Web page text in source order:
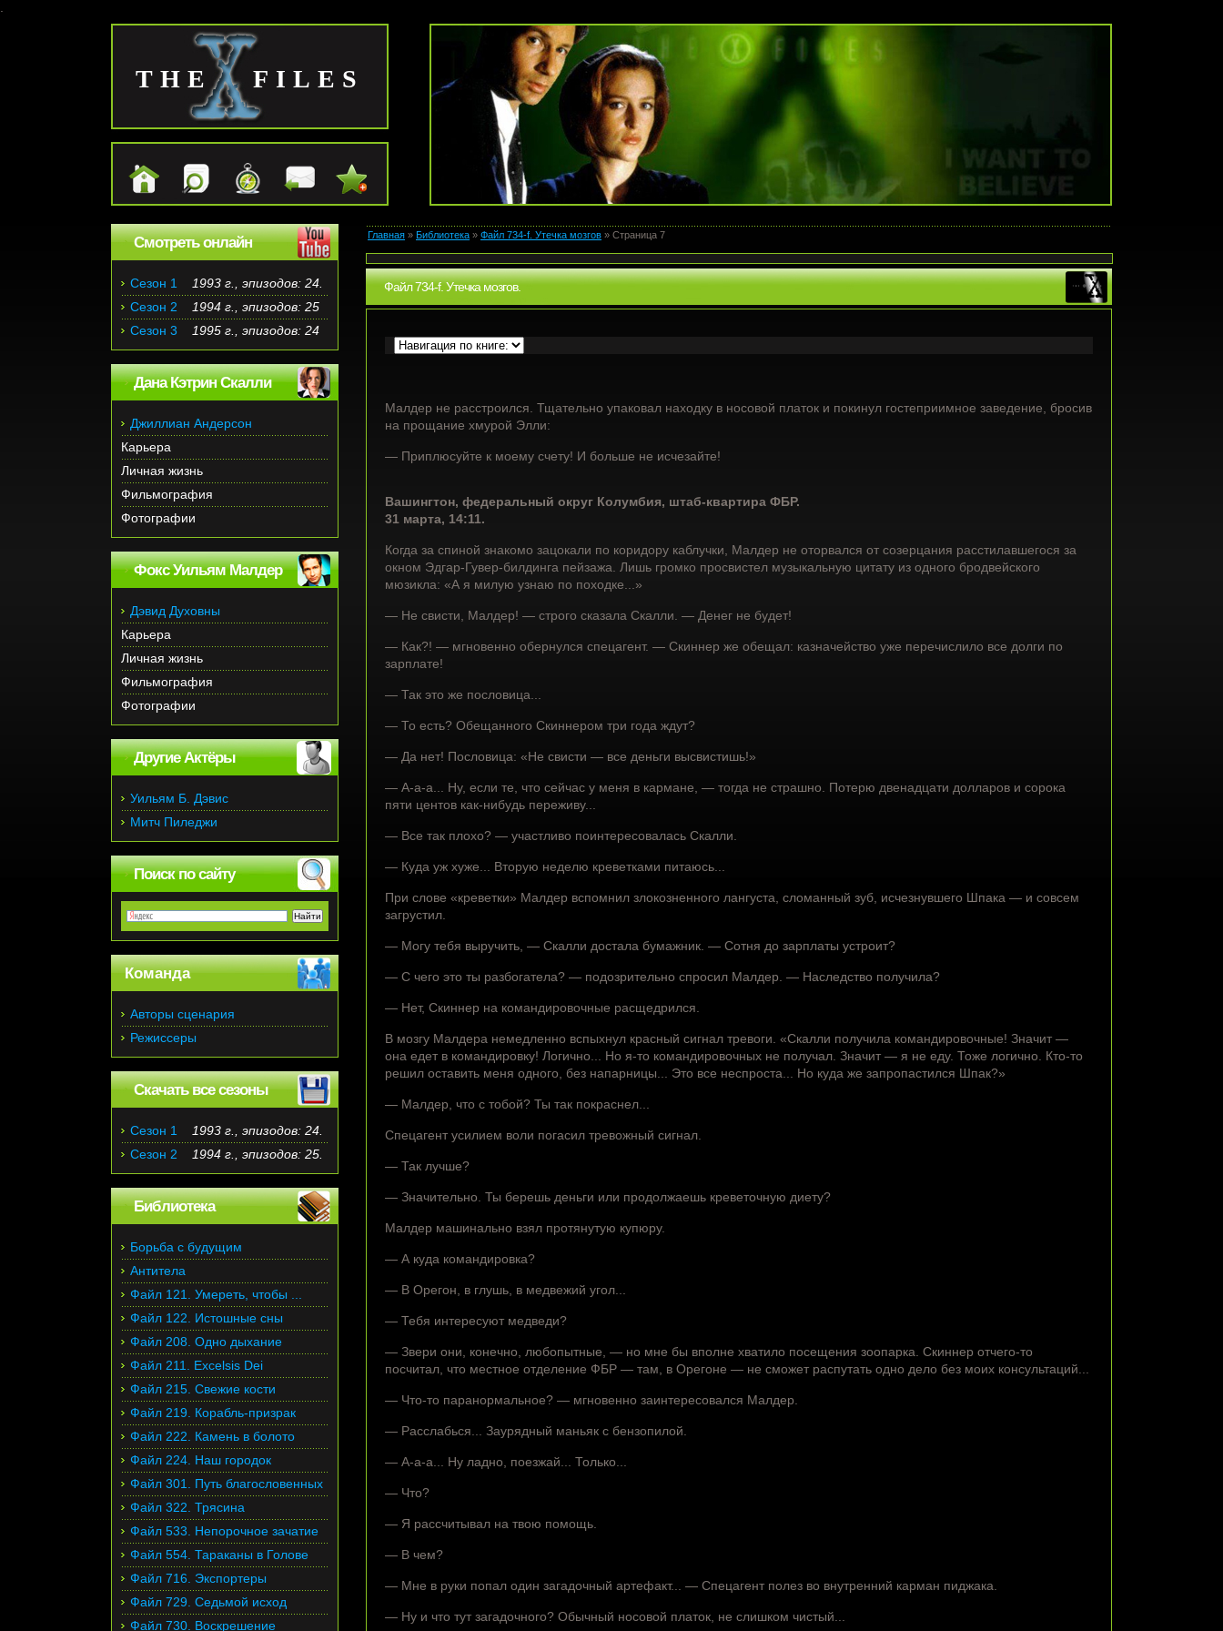
THE FILES
Главная » Библиотека » Файл 734-f. Утечка мозгов » Страница 7
Файл 734-f. Утечка мозгов.
Малдер не расстроился. Тщательно упаковал находку в носовой платок и покинул гостеприимное заведение, бросив
на прощание хмурой Элли:
— Приплюсуйте к моему счету! И больше не исчезайте!
Вашингтон, федеральный округ Колумбия, штаб-квартира ФБР.
31 марта, 14:11.
Когда за спиной знакомо зацокали по коридору каблучки, Малдер не оторвался от созерцания расстилавшегося за
окном Эдгар-Гувер-билдинга пейзажа. Лишь громко просвистел музыкальную цитату из одного бродвейского
мюзикла: «А я милую узнаю по походке...»
— Не свисти, Малдер! — строго сказала Скалли. — Денег не будет!
— Как?! — мгновенно обернулся спецагент. — Скиннер же обещал: казначейство уже перечислило все долги по
зарплате!
— Так это же пословица...
— То есть? Обещанного Скиннером три года ждут?
— Да нет! Пословица: «Не свисти — все деньги высвистишь!»
— А-а-а... Ну, если те, что сейчас у меня в кармане, — тогда не страшно. Потерю двенадцати долларов и сорока
пяти центов как-нибудь переживу...
— Все так плохо? — участливо поинтересовалась Скалли.
— Куда уж хуже... Вторую неделю креветками питаюсь...
При слове «креветки» Малдер вспомнил злокозненного лангуста, сломанный зуб, исчезнувшего Шпака — и совсем
загрустил.
— Могу тебя выручить, — Скалли достала бумажник. — Сотня до зарплаты устроит?
— С чего это ты разбогатела? — подозрительно спросил Малдер. — Наследство получила?
— Нет, Скиннер на командировочные расщедрился.
В мозгу Малдера немедленно вспыхнул красный сигнал тревоги. «Скалли получила командировочные! Значит —
она едет в командировку! Логично... Но я-то командировочных не получал. Значит — я не еду. Тоже логично. Кто-то
решил оставить меня одного, без напарницы... Это все неспроста... Но куда же запропастился Шпак?»
— Малдер, что с тобой? Ты так покраснел...
Спецагент усилием воли погасил тревожный сигнал.
— Так лучше?
— Значительно. Ты берешь деньги или продолжаешь креветочную диету?
Малдер машинально взял протянутую купюру.
— А куда командировка?
— В Орегон, в глушь, в медвежий угол...
— Тебя интересуют медведи?
— Звери они, конечно, любопытные, — но мне бы вполне хватило посещения зоопарка. Скиннер отчего-то
посчитал, что местное отделение ФБР — там, в Орегоне — не сможет распутать одно дело без моих консультаций...
— Что-то паранормальное? — мгновенно заинтересовался Малдер.
— Расслабься... Заурядный маньяк с бензопилой.
— А-а-а... Ну ладно, поезжай... Только...
— Что?
— Я рассчитывал на твою помощь.
— В чем?
— Мне в руки попал один загадочный артефакт... — Спецагент полез во внутренний карман пиджака.
— Ну и что тут загадочного? Обычный носовой платок, не слишком чистый...
Смотреть онлайн
Сезон 1
1993 г., эпизодов: 24.
Сезон 2
1994 г., эпизодов: 25
Сезон 3
1995 г., эпизодов: 24
Дана Кэтрин Скалли
Джиллиан Андерсон
Карьера
Личная жизнь
Фильмография
Фотографии
Фокс Уильям Малдер
Дэвид Духовны
Карьера
Личная жизнь
Фильмография
Фотографии
Другие Актёры
Уильям Б. Дэвис
Митч Пиледжи
Поиск по сайту
Команда
Авторы сценария
Режиссеры
Скачать все сезоны
Сезон 1
1993 г., эпизодов: 24.
Сезон 2
1994 г., эпизодов: 25.
Библиотека
Борьба с будущим
Антитела
Файл 121. Умереть, чтобы ...
Файл 122. Истошные сны
Файл 208. Одно дыхание
Файл 211. Excelsis Dei
Файл 215. Свежие кости
Файл 219. Корабль-призрак
Файл 222. Камень в болото
Файл 224. Наш городок
Файл 301. Путь благословенных
Файл 322. Трясина
Файл 533. Непорочное зачатие
Файл 554. Тараканы в Голове
Файл 716. Экспортеры
Файл 729. Седьмой исход
Файл 730. Воскрешение